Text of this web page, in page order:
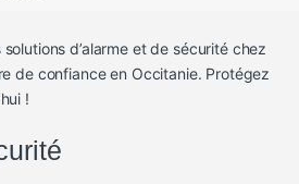
d’alarme et de sécurité chez
de confiance en Occitanie. Protégez
!